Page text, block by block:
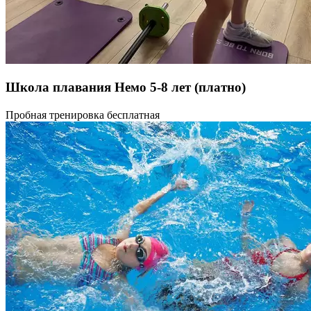
Школа плавания Немо 5-8 лет(платно)
Обучение плаванию при помощи специальных упражнений и
Пробная тренировка бесплатная